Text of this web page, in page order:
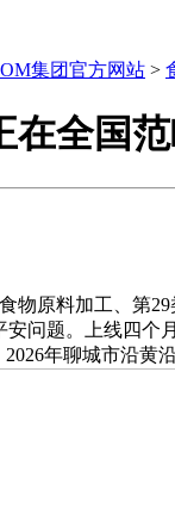
集团官方网站 >
全国
原料加工、第29
问题。上线四个
年聊城市沿